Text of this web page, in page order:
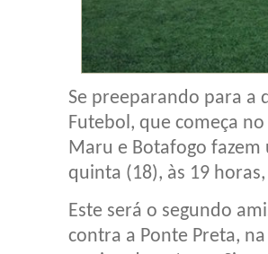
Se preeparando para a
Futebol, que começa
Maru e Botafogo
quinta (18), às 19
Este será o segundo
contra a Ponte Preta,